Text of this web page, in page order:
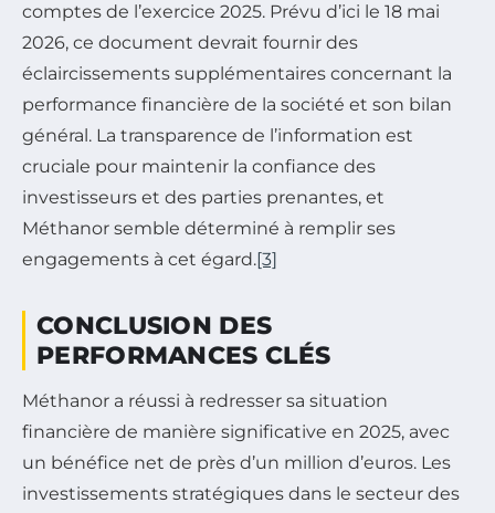
comptes de l’exercice 2025. Prévu d’ici le 18 mai
2026, ce document devrait fournir des
éclaircissements supplémentaires concernant la
performance financière de la société et son bilan
général. La transparence de l’information est
cruciale pour maintenir la confiance des
investisseurs et des parties prenantes, et
Méthanor semble déterminé à remplir ses
engagements à cet égard.[3]
CONCLUSION DES
PERFORMANCES CLÉS
Méthanor a réussi à redresser sa situation
financière de manière significative en 2025, avec
un bénéfice net de près d’un million d’euros. Les
investissements stratégiques dans le secteur des